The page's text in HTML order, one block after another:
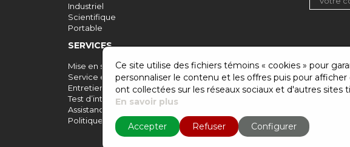
Industriel
Scientifique
Portable
SERVICES
Mise en service
Service et entretien sur place
Entretien préventif
Test d’intégrité
Assistance complète
Politique de confidentialité
Ce site utilise des fichiers témoins « cookies » pour
personnaliser le contenu et les offres puis pour
ont collectées sur les réseaux sociaux et d'autres sites
En savoir plus
Accepter Refuser Configurer